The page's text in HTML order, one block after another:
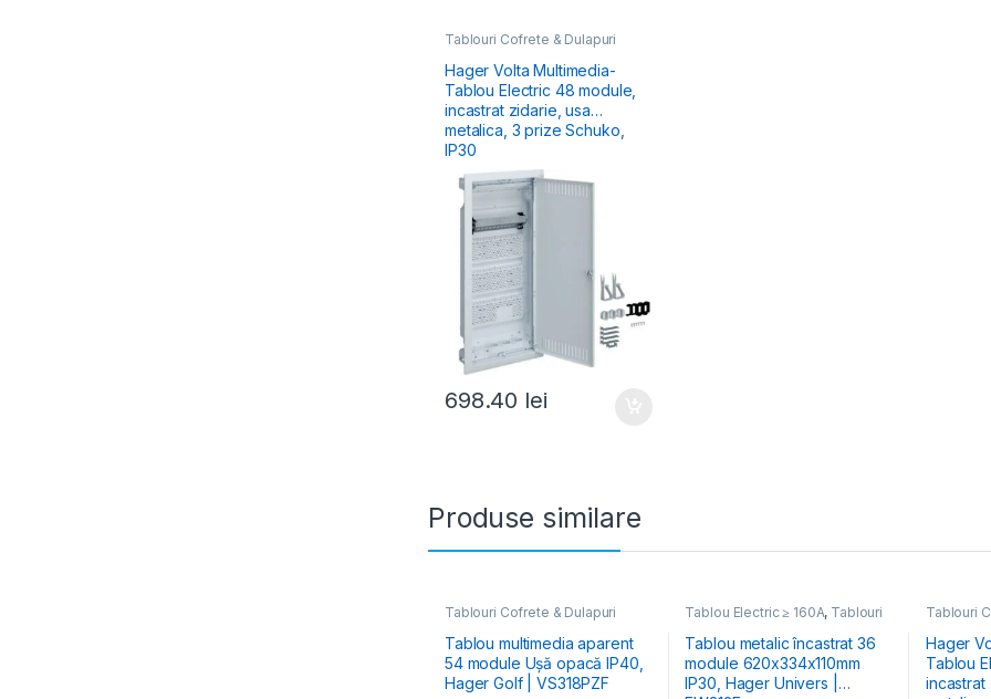
Tablouri Cofrete & Dulapuri
Tablouri Electrice
Hibrid & Multimedia
Hager Volta Multimedia-
Tablou Electric 48 module,
incastrat zidarie, usa
metalica, 3 prize Schuko,
IP30
698.40 lei
Produse similare
Tablouri Cofrete & Dulapuri
Tablouri Electrice
Hibrid & Multimedia
Tablou multimedia aparent
54 module Ușă opacă IP40,
Hager Golf | VS318PZF
Tablou Electric ≥ 160A, Tablouri
Tablou metalic încastrat 36
module 620x334x110mm
IP30, Hager Univers |
Tablouri
Hibrid &
Hager
Tablou
incastrat